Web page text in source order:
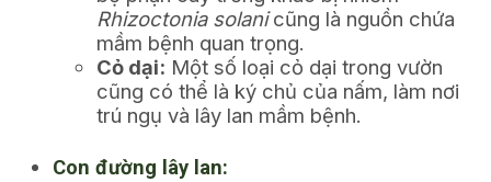
Rhizoctonia solanicũng là nguồn chứa
mầm bệnh quan trọng.
Cỏ dại: Một số loại cỏ dại trong vườn
cũng có thể là ký chủ của nấm, làm nơi
trú ngụ và lây lan mầm bệnh.
Con đường lây lan: